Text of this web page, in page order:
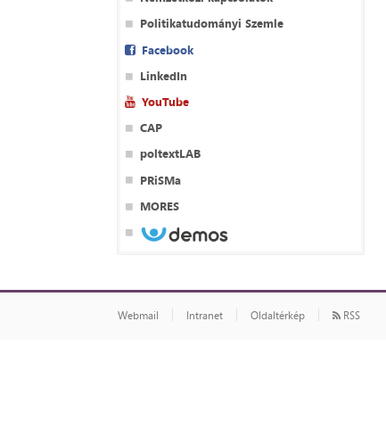
Politikatudományi Szemle
Facebook
LinkedIn
YouTube
CAP
poltextLAB
PRiSMa
MORES
Webmail Intranet Oldaltérkép RSS